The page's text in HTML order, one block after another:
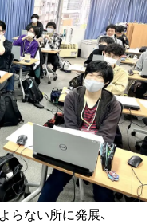
らない所に発展、